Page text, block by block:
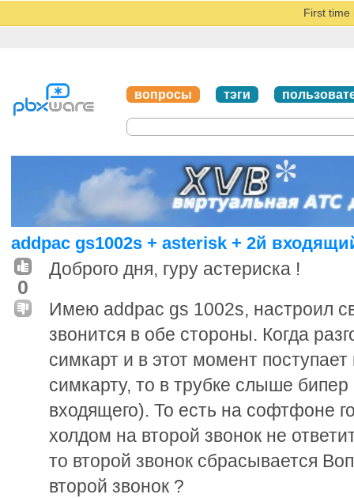
First time
вопросы тэги
addpac gs1002s + asterisk + 2й
0
Доброго дня, гуру астериска !
Имею addpac gs 1002s, настроил
звонится в обе стороны. Когда
симкарт и в этот момент
симкарту, то в трубке слышe бипер
входящего). То есть на софтфоне
холдом на второй звонок не
то второй звонок сбрасывается
второй звонок ?